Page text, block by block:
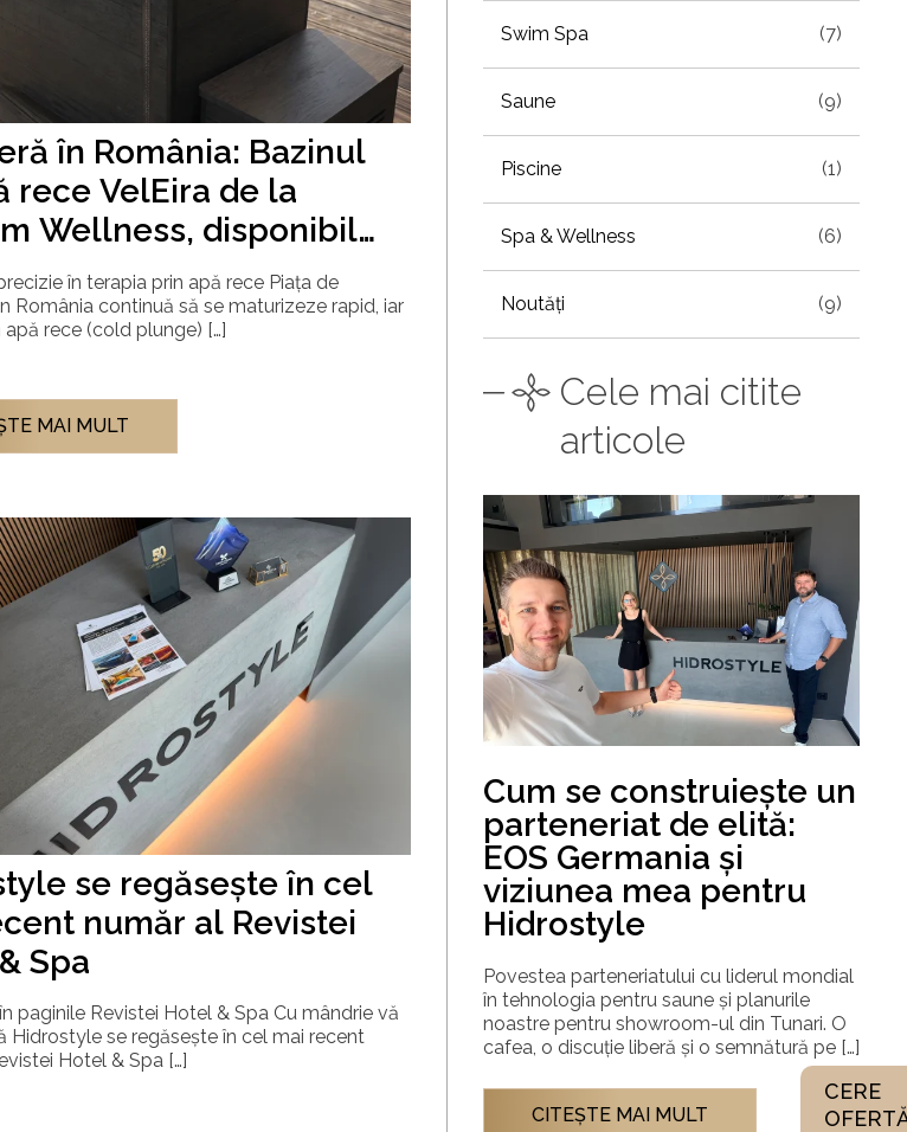
în România: Bazinul
rece VelEira de la
Wellness, disponibil
în terapia prin apă rece Piața de
România continuă să se maturizeze rapid, iar
apă rece (cold plunge) […]
MAI MULT
se regăsește în cel
număr al Revistei
Spa
paginile Revistei Hotel & Spa Cu mândrie vă
Hidrostyle se regăsește în cel mai recent
Hotel & Spa […]
Swim Spa (7)
Saune (9)
Piscine (1)
Spa & Wellness (6)
Noutăți (9)
Cele mai citite
articole
Cum se construiește un
parteneriat de elită:
EOS Germania și
viziunea mea pentru
Hidrostyle
Povestea parteneriatului cu liderul mondial
în tehnologia pentru saune și planurile
noastre pentru showroom-ul din Tunari. O
cafea, o discuție liberă și o semnătură pe […]
CITEŞTE MAI MULT
CERE